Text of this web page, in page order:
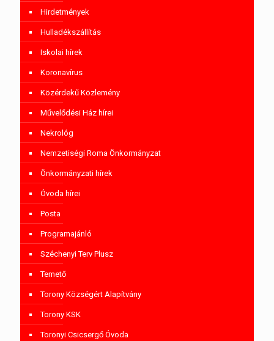
Hirdetmények
Hulladékszállítás
Iskolai hírek
Koronavírus
Közérdekű Közlemény
Művelődési Ház hírei
Nekrológ
Nemzetiségi Roma Önkormányzat
Önkormányzati hírek
Óvoda hírei
Posta
Programajánló
Széchenyi Terv Plusz
Temető
Torony Községért Alapítvány
Torony KSK
Toronyi Csicsergő Óvoda